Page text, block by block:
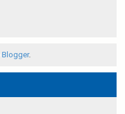
Blogger.